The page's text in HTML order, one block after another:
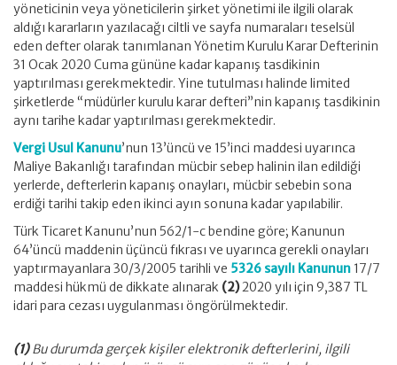
yöneticinin veya yöneticilerin şirket yönetimi ile ilgili olarak
aldığı kararların yazılacağı ciltli ve sayfa numaraları teselsül
eden defter olarak tanımlanan Yönetim Kurulu Karar Defterinin
31 Ocak 2020 Cuma gününe kadar kapanış tasdikinin
yaptırılması gerekmektedir. Yine tutulması halinde limited
şirketlerde “müdürler kurulu karar defteri”nin kapanış tasdikinin
aynı tarihe kadar yaptırılması gerekmektedir.
Vergi Usul Kanunu’nun 13’üncü ve 15’inci maddesi uyarınca
Maliye Bakanlığı tarafından mücbir sebep halinin ilan edildiği
yerlerde, defterlerin kapanış onayları, mücbir sebebin sona
erdiği tarihi takip eden ikinci ayın sonuna kadar yapılabilir.
Türk Ticaret Kanunu’nun 562/1-c bendine göre; Kanunun
64’üncü maddenin üçüncü fıkrası ve uyarınca gerekli onayları
yaptırmayanlara 30/3/2005 tarihli ve 5326 sayılı Kanunun 17/7
maddesi hükmü de dikkate alınarak (2)2020 yılı için 9,387 TL
idari para cezası uygulanması öngörülmektedir.
(1)Bu durumda gerçek kişiler elektronik defterlerini, ilgili